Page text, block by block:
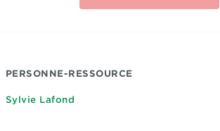
PERSONNE-RESSOURCE
Sylvie Lafond